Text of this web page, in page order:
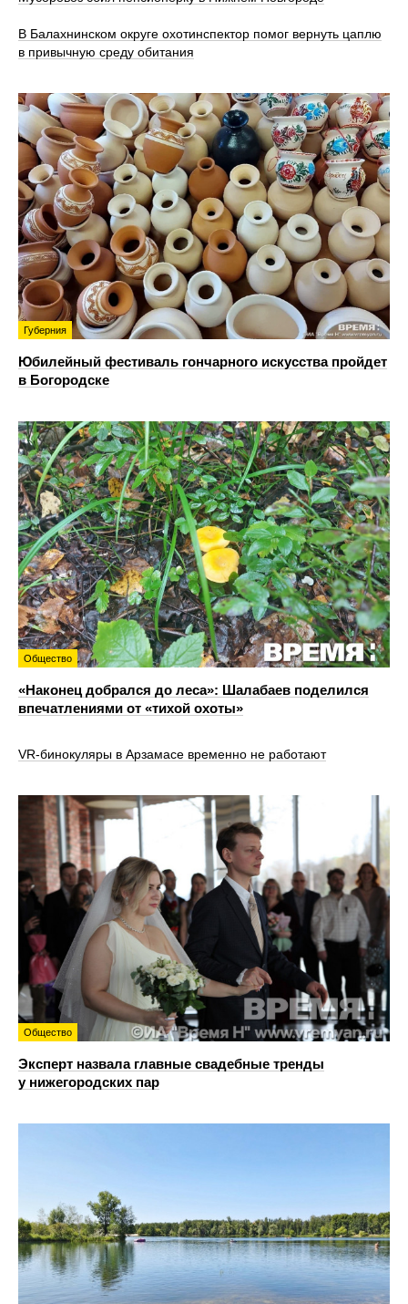
В Балахнинском округе охотинспектор помог вернуть цаплю
в привычную среду обитания
Губерния
Юбилейный фестиваль гончарного искусства пройдет
в Богородске
Общество
«Наконец добрался до леса»: Шалабаев поделился
впечатлениями от «тихой охоты»
VR‑бинокуляры в Арзамасе временно не работают
Общество
Эксперт назвала главные свадебные тренды
у нижегородских пар